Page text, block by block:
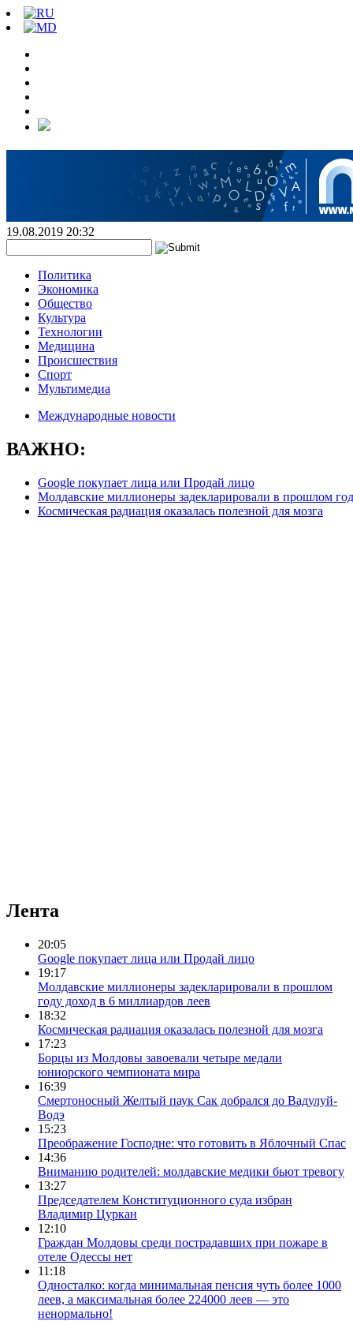
19.08.2019 20:32
Политика
Экономика
Общество
Культура
Технологии
Медицина
Происшествия
Спорт
Мультимедиа
Международные новости
ВАЖНО:
Google покупает лица или Продай лицо
Молдавские миллионеры задекларировали в прошлом
Космическая радиация оказалась полезной для мозга
Лента
20:05
Google покупает лица или Продай лицо
19:17
Молдавские миллионеры задекларировали в прошлом
году доход в 6 миллиардов леев
18:32
Космическая радиация оказалась полезной для мозга
17:23
Борцы из Молдовы завоевали четыре медали
юниорского чемпионата мира
16:39
Смертоносный Желтый паук Сак добрался до Вадулуй-
Водэ
15:23
Преображение Господне: что готовить в Яблочный Спас
14:36
Вниманию родителей: молдавские медики бьют тревогу
13:27
Председателем Конституционного суда избран
Владимир Цуркан
12:10
Граждан Молдовы cреди пострадавших при пожаре в
отеле Одессы нет
11:18
Односталко: когда минимальная пенсия чуть более 1000
леев, а максимальная более 224000 леев — это
ненормально!